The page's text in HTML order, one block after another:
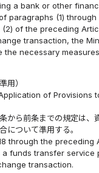
a bank or other
paragraphs (1) through
(2) of the preceding
transaction, the
the necessary
用）
of Provisions
から前条までの規定は、
について準用する。
through the preceding
a funds transfer service
transaction.